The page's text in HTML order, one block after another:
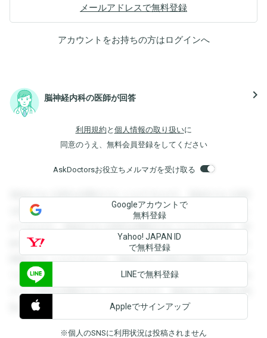
メールアドレスで無料登録
アカウントをお持ちの方はログインへ
脳神経内科の医師が回答 navigate_next
利用規約 と 個人情報の取り扱いに
同意のうえ、無料会員登録をしてください
AskDoctorsお役立ちメルマガを受け取る
登録すると回答を閲覧することができます。登録すると回答
を閲覧することができます。登録すると回答を閲覧すること
ができます。登録すると回答を閲覧することができます。登
録すると回答を閲覧することができます。登録すると回答を
閲覧することができます。登録すると回答を閲覧することが
できます。登録すると回答を閲覧することができます。登録
すると回答を閲覧することができます。登録すると回答を閲
覧することができます。
Googleアカウントで
無料登録
Yahoo! JAPAN ID
で無料登録
LINEで無料登録
Appleでサインアップ
※個人のSNSに利用状況は投稿されません